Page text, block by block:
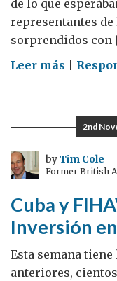
de lo que
representantes
sorprendidos con
Leer más on
de
fue
gran
éxito
2nd
byTim Cole
Former British
Cuba y
Inversión
Esta semana tiene
anteriores,